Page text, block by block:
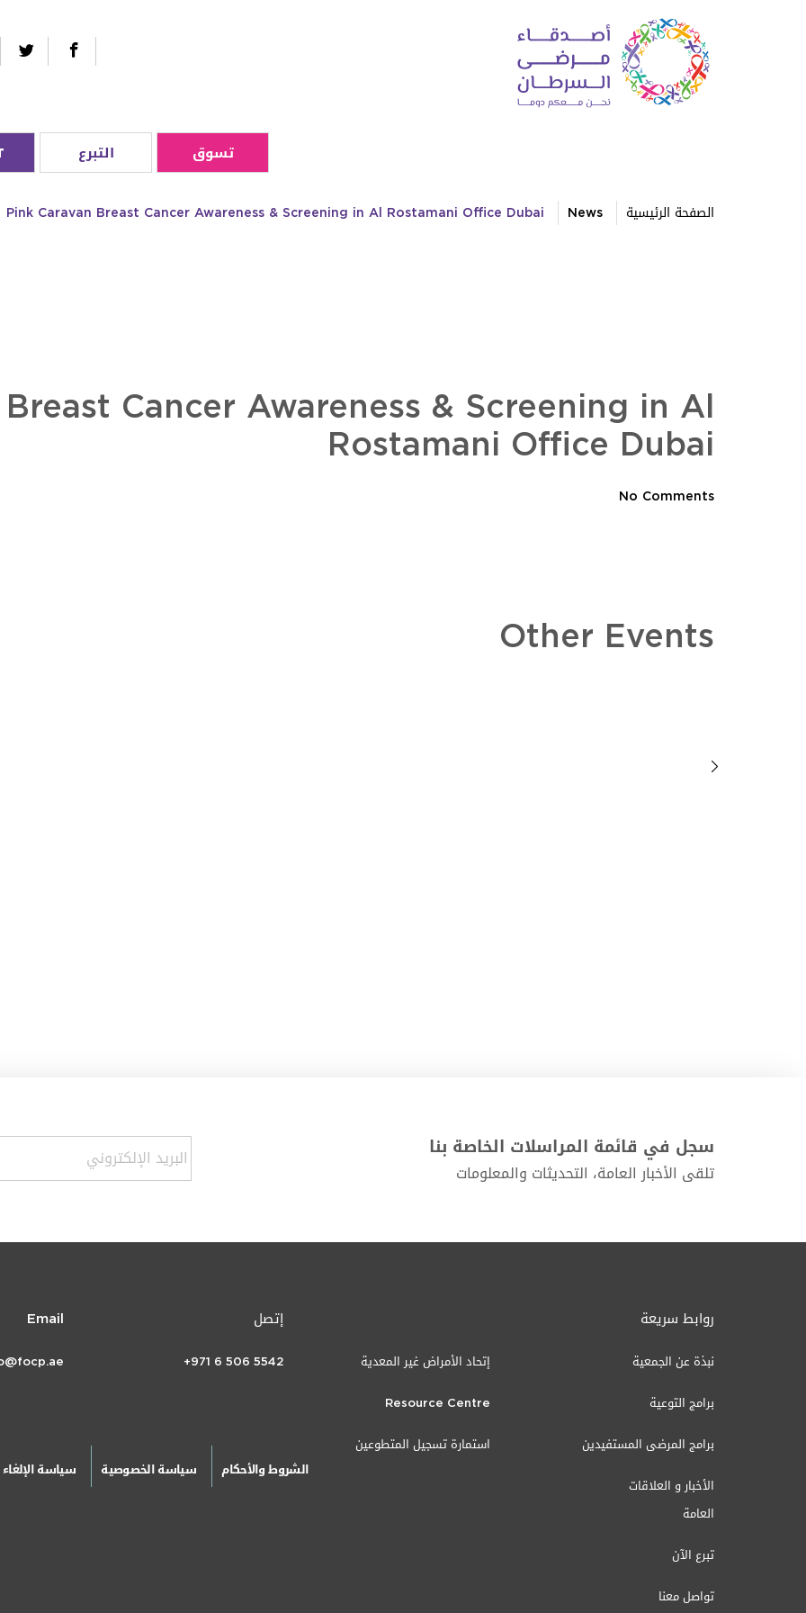
تسوق التبرع
الصفحة الرئيسية News
Pink Caravan Breast Cancer Awareness & Screening in Al Rostamani Office Dubai
Cancer Awareness & Screening in Al
Rostamani Office Dubai
No Comments
Other Events
سجل في قائمة المراسلات الخاصة بنا
تلقى الأخبار العامة، التحديثات والمعلومات
روابط سريعة
نبذة عن الجمعية
برامج التوعية
برامج المرضى المستفيدين
إتحاد الأمراض غير المعدية
Resource Centre
استمارة تسجيل المتطوعين
الأخبار و العلاقات
العامة
تبرع الآن
تواصل معنا
إتصل
+971 6 506 5542
Email
الشروط والأحكام سياسة الخصوصية سياسة الإلغاء